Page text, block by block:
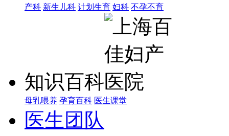
产科 新生儿科 计划生育 妇科 不孕不育
知识百科
母乳喂养 孕育百科 医生课堂
医生团队